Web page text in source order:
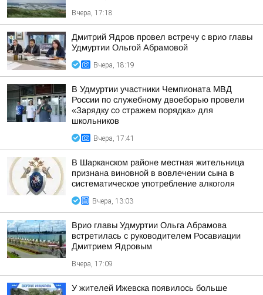
Вчера, 17:18
Дмитрий Ядров провел встречу с врио главы
Удмуртии Ольгой Абрамовой
Вчера, 18:19
В Удмуртии участники Чемпионата МВД
России по служебному двоеборью провели
«Зарядку со стражем порядка» для
школьников
Вчера, 17:41
В Шарканском районе местная жительница
признана виновной в вовлечении сына в
систематическое употребление алкоголя
Вчера, 13:03
Врио главы Удмуртии Ольга Абрамова
встретилась с руководителем Росавиации
Дмитрием Ядровым
Вчера, 17:09
У жителей Ижевска появилось больше